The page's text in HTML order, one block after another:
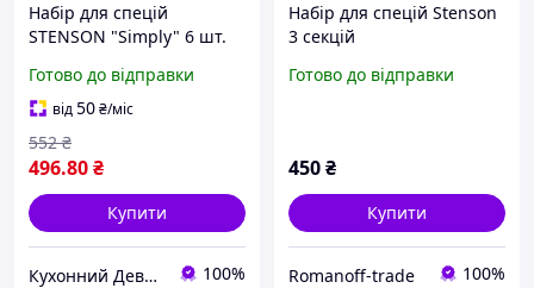
Набір для спецій
STENSON "Simply" 6 шт.
(MS-0368)
Готово до відправки
від50₴/міс
496.80₴
552 ₴
Купити
Кухонний Девайс 100%
Набір для спецій Stenson
3 секцій
Готово до відправки
450₴
Купити
Romanoff-trade 100%